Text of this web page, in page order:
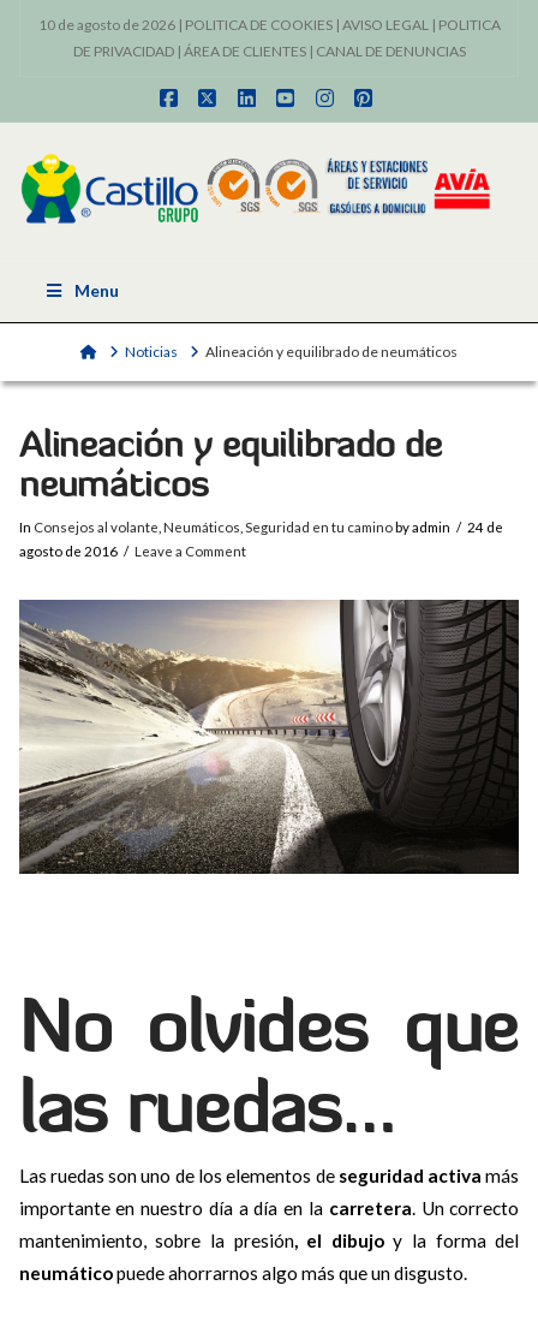
10 de agosto de 2026 | POLITICA DE COOKIES| AVISO LEGAL| POLITICA
DE PRIVACIDAD| ÁREA DE CLIENTES| CANAL DE DENUNCIAS
Facebook
X LinkedInYouTubeInstagram
Pinterest
Menu
HomeNoticias Alineación y equilibrado de neumáticos
Alineación y equilibrado de
neumáticos
In Consejos al volante Neumáticos Seguridad en tu caminoby admin
24 de
agosto de 2016
Leave a Comment
No olvides que
las ruedas…
Las ruedas son uno de los elementos deseguridad activa más
importante en nuestro día a día en la carretera. Un correcto
mantenimiento, sobre la presión, el dibujoy la forma del
neumáticopuede ahorrarnos algo más que un disgusto.